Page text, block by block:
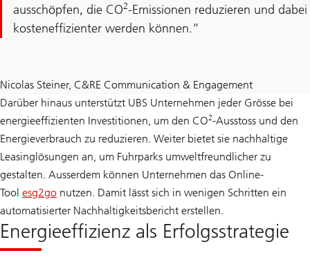
ausschöpfen, die CO2-Emissionen reduzieren und dabei
kosteneffizienter werden können.
Nicolas Steiner, C&RE Communication & Engagement
Darüber hinaus unterstützt UBS Unternehmen jeder Grösse bei
energieeffizienten Investitionen, um den CO2-Ausstoss und den
Energieverbrauch zu reduzieren. Weiter bietet sie nachhaltige
Leasinglösungen an, um Fuhrparks umweltfreundlicher zu
gestalten. Ausserdem können Unternehmen das Online-
Tool esg2go nutzen. Damit lässt sich in wenigen Schritten ein
automatisierter Nachhaltigkeitsbericht erstellen.
Energieeffizienz als Erfolgsstrategie